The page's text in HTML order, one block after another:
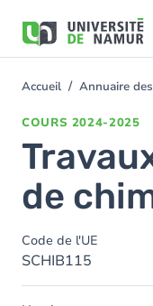
contenu
You
Accueil Annuaire
COURS 2024-2025
de
Code de l'UE
SCHIB115